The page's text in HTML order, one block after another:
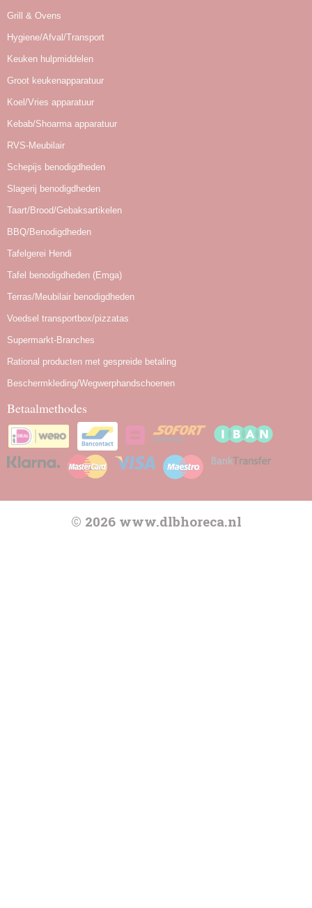
Grill & Ovens
Hygiene/Afval/Transport
Keuken hulpmiddelen
Groot keukenapparatuur
Koel/Vries apparatuur
Kebab/Shoarma apparatuur
RVS-Meubilair
Schepijs benodigdheden
Slagerij benodigdheden
Taart/Brood/Gebaksartikelen
BBQ/Benodigdheden
Tafelgerei Hendi
Tafel benodigdheden (Emga)
Terras/Meubilair benodigdheden
Voedsel transportbox/pizzatas
Supermarkt-Branches
Rational producten met gespreide betaling
Beschermkleding/Wegwerphandschoenen
Betaalmethodes
© 2026 www.dlbhoreca.nl